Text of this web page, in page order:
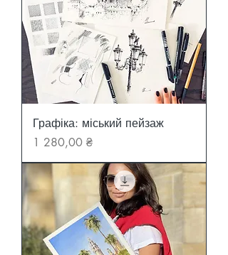
Графіка: міський пейзаж
Ціна
1 280,00 ₴